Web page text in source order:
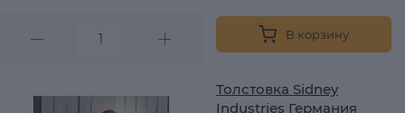
В корзину
Толстовка Sidney
Industries Германия